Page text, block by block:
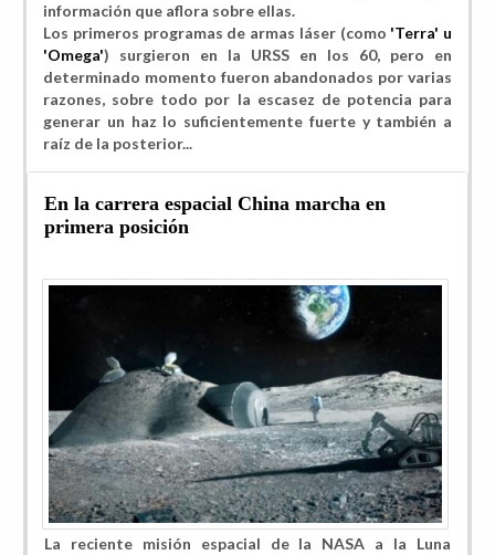
información que aflora sobre ellas.
Los primeros programas de armas láser (como 'Terra' u
'Omega') surgieron en la URSS en los 60, pero en
determinado momento fueron abandonados por varias
razones, sobre todo por la escasez de potencia para
generar un haz lo suficientemente fuerte y también a
raíz de la posterior...
En la carrera espacial China marcha en
primera posición
La reciente misión espacial de la NASA a la Luna